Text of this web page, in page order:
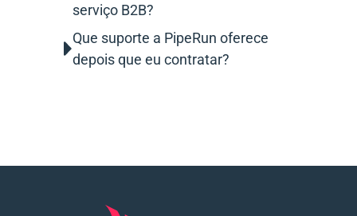
serviço B2B?
Que suporte a PipeRun oferece
depois que eu contratar?